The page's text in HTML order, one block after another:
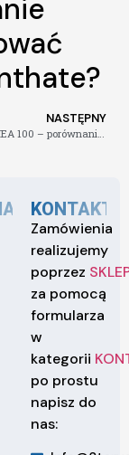
NASTĘPNY
KONTAKT
Zamówienia
realizujemy
poprzez
za pomocą
formularza
w
kategorii
po prostu
napisz do
nas: